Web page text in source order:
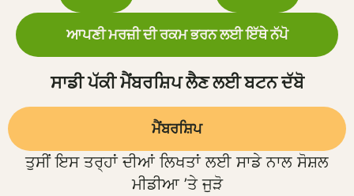
ਆਪਣੀ ਮਰਜ਼ੀ ਦੀ ਰਕਮ ਭਰਨ ਲਈ ਇੱਥੇ ਨੱਪੋ
ਸਾਡੀ ਪੱਕੀ ਮੈਂਬਰਸ਼ਿਪ ਲੈਣ ਲਈ ਬਟਨ ਦੱਬੋ
ਮੈਂਬਰਸ਼ਿਪ
ਤੁਸੀਂ ਇਸ ਤਰ੍ਹਾਂ ਦੀਆਂ ਲਿਖਤਾਂ ਲਈ ਸਾਡੇ ਨਾਲ ਸੋਸ਼ਲ
ਮੀਡੀਆ ’ਤੇ ਜੁੜੋ